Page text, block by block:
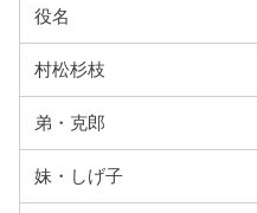
役名
村松杉枝
弟・克郎
妹・しげ子